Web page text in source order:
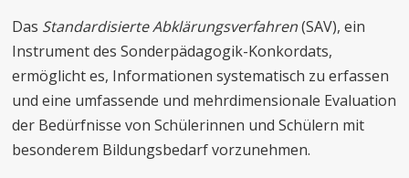
Das Standardisierte Abklärungsverfahren(SAV), ein
Instrument des Sonderpädagogik-Konkordats,
ermöglicht es, Informationen systematisch zu erfassen
und eine umfassende und mehrdimensionale Evaluation
der Bedürfnisse von Schülerinnen und Schülern mit
besonderem Bildungsbedarf vorzunehmen.